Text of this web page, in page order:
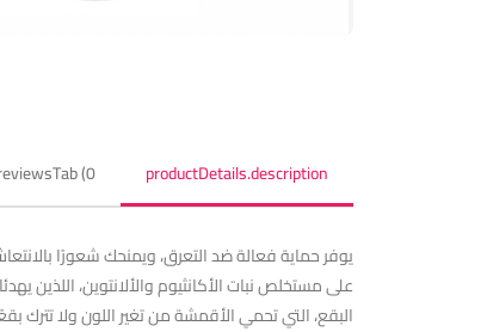
productDetails.description
(0)
على مستخلص نبات الأكانثيوم والألانتوين، اللذين
البقع، التي تحمي الأقمشة من تغير اللون ولا تترك